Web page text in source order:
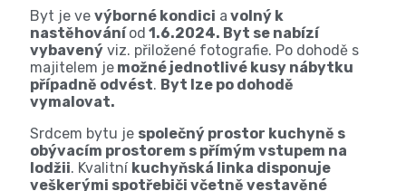
Byt je ve výborné kondici a volný k
nastěhováníod 1.6.2024. Byt se nabízí
vybavený viz. přiložené fotografie. Po dohodě s
majitelem je možné jednotlivé kusy nábytku
případně odvést. Byt lze po dohodě
vymalovat.
Srdcem bytu je společný prostor kuchyně s
obývacím prostorem s přímým vstupem na
lodžii. Kvalitní kuchyňská linka disponuje
veškerými spotřebiči včetně vestavěné